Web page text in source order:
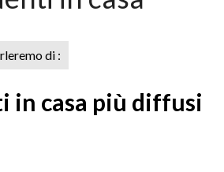
di :
in casa più diffusi